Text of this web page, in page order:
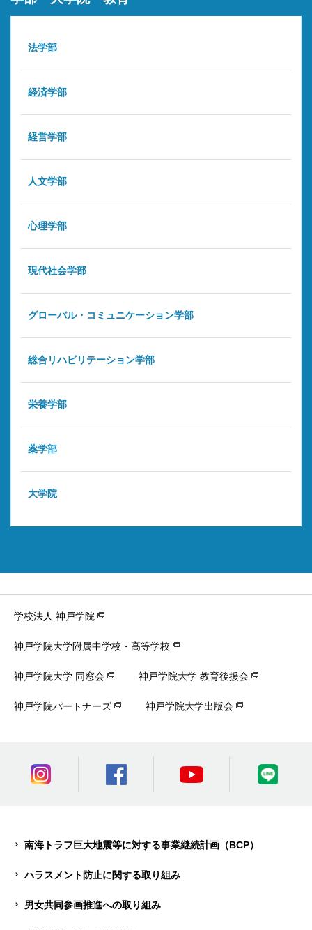
法学部
経済学部
経営学部
人文学部
心理学部
現代社会学部
グローバル・コミュニケーション学部
総合リハビリテーション学部
栄養学部
薬学部
大学院
学校法人 神戸学院
神戸学院大学附属中学校・高等学校
神戸学院大学 同窓会 神戸学院大学 教育後援会
神戸学院パートナーズ 神戸学院大学出版会
南海トラフ巨大地震等に対する事業継続計画（BCP）
ハラスメント防止に関する取り組み
男女共同参画推進への取り組み